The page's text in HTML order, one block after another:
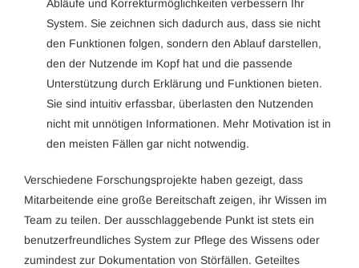
Abläufe und Korrekturmöglichkeiten verbessern Ihr
System. Sie zeichnen sich dadurch aus, dass sie nicht
den Funktionen folgen, sondern den Ablauf darstellen,
den der Nutzende im Kopf hat und die passende
Unterstützung durch Erklärung und Funktionen bieten.
Sie sind intuitiv erfassbar, überlasten den Nutzenden
nicht mit unnötigen Informationen. Mehr Motivation ist in
den meisten Fällen gar nicht notwendig.
Verschiedene Forschungsprojekte haben gezeigt, dass
Mitarbeitende eine große Bereitschaft zeigen, ihr Wissen im
Team zu teilen. Der ausschlaggebende Punkt ist stets ein
benutzerfreundliches System zur Pflege des Wissens oder
zumindest zur Dokumentation von Störfällen. Geteiltes